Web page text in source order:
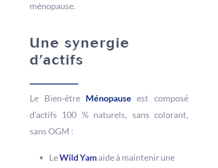
ménopause.
Une synergie
d’actifs
Le Bien-être Ménopause est composé
d’actifs 100 % naturels, sans colorant,
sans OGM :
LeWild Yamaide à maintenir une